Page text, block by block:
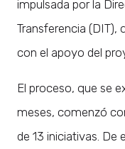
impulsada por la
Transferencia
con el apoyo del
El proceso, que se
meses, comenzó
de 13 iniciativas. De